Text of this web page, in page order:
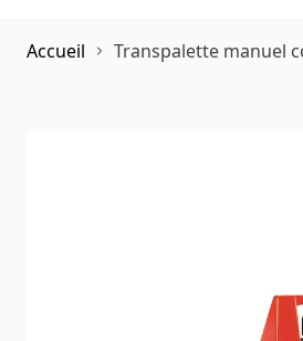
Accueil Transpalette manuel